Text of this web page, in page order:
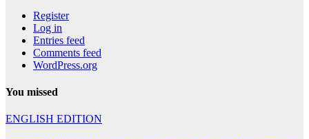
Register
Log in
Entries feed
Comments feed
WordPress.org
You missed
ENGLISH EDITION